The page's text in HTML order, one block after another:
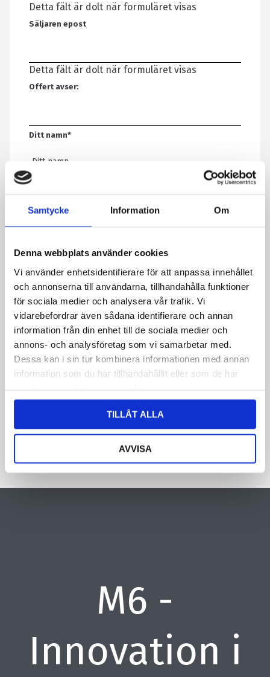
Samtycke Information Om
Denna webbplats använder cookies
Vi använder enhetsidentifierare för att anpassa innehållet
och annonserna till användarna, tillhandahålla funktioner
för sociala medier och analysera vår trafik. Vi
vidarebefordrar även sådana identifierare och annan
information från din enhet till de sociala medier och
annons- och analysföretag som vi samarbetar med.
Dessa kan i sin tur kombinera informationen med annan
information som du har tillhandahållit eller som de har
TILLÅT ALLA
AVVISA
Detta fält är dolt när formuläret visas
Säljaren epost
Detta fält är dolt när formuläret visas
Offert avser:
Ditt namn*
E-post
Genom att skicka formuläret godkänner du att vi sparar
information om dig. Läs mer om hur vi behandlar dina
personuppgifter i vår integritetspolicy.
M6 -
Innovation i